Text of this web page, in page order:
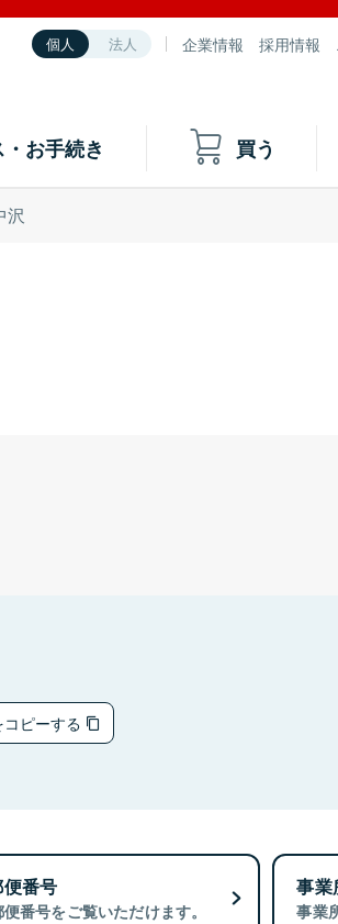
個人 法人 企業情報 採用情報
お手続き 買う
沢
ピーする
番号
番号をご覧いただけます。
事業
事業